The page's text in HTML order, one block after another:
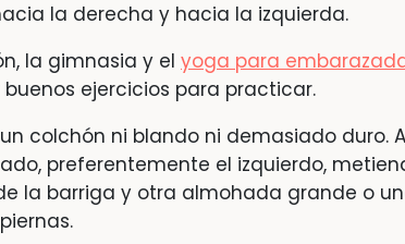
la derecha y hacia la izquierda.
la gimnasia y el yoga para
ejercicios para practicar.
colchón ni blando ni demasiado duro.
preferentemente el izquierdo,
la barriga y otra almohada grande o